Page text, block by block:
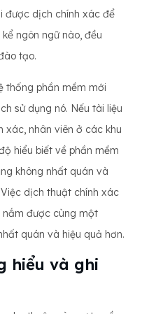
được dịch chính xác để
ngôn ngữ nào, đều
tạo.
thống phần mềm mới
sử dụng nó. Nếu tài liệu
xác, nhân viên ở các khu
hiểu biết về phần mềm
không nhất quán và
dịch thuật chính xác
được cùng một
quán và hiệu quả hơn.
hiểu và ghi